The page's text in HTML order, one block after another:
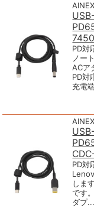
AINEX
PD対
ノー
ACア
PD対
充電
AINEX
PD対
しま
です
ダプ...